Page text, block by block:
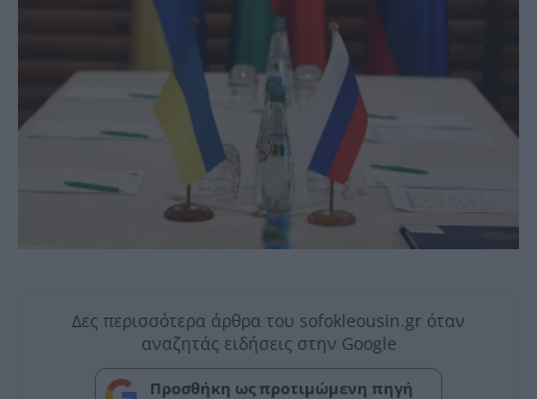
Δες περισσότερα άρθρα του sofokleousin.gr όταν
αναζητάς ειδήσεις στην Google
Προσθήκη ως προτιμώμενη πηγή